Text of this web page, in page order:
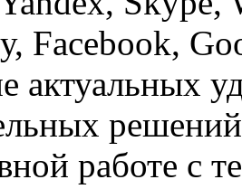
Facebook,
актуальных
работе с